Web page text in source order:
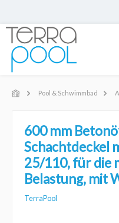
Pool & Schwimmbad
600 mm
Schachtdeckel
25/110, für die
Belastung, mit
TerraPool